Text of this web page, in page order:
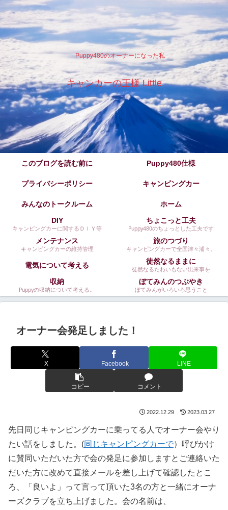
Puppy480のオーナーになった私
キャンカーの王様 Little
このブログを読む前に Puppy480仕様
プライバシーポリシー キャンピングカー
みんなのトークルーム
ホーム
DIY
キャンピングカーに関するＤＩＹ等
ちょこっと工夫
Puppy480のちょっとした工夫です
メンテナンス
キャンピングカーの維持管理
旅のつづり
キャンピングカーで全国津々浦々。
電気について考える 徒然なるままに
徒然なるたわいもない出来事を
収納
Puppyの収納について考える。
ぼてみんのつぶやき
ぼてみんがいろいろ思うこと
オーナー会発足しました！
X Facebook LINE
コピー コメント
2022.12.29 2023.03.27
先日同じキャンピングカーに乗ってる人でオーナー会やり
たい話をしました。(同じキャンピングカーで）呼びかけ
に賛同いただいた方で会の発足に参加しますとご連絡いた
だいた方に改めて直接メールを差し上げて確認したとこ
ろ、「良いよ」って言って頂いた3名の方と一緒にオーナ
ーズクラブを立ち上げました。会の名前は、